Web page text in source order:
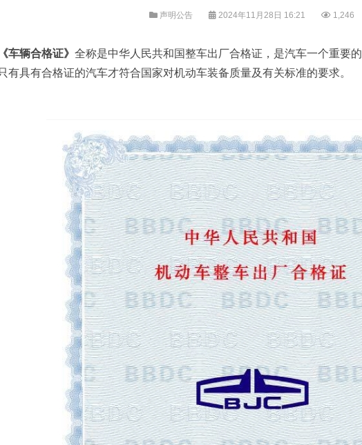
声明公告 2024年11月28日 16:21 1,246
车辆合格证》 全称是中华人民共和国整车出厂合格证，是汽车一个重要
有具有合格证的汽车才符合国家对机动车装备质量及有关标准的要求。